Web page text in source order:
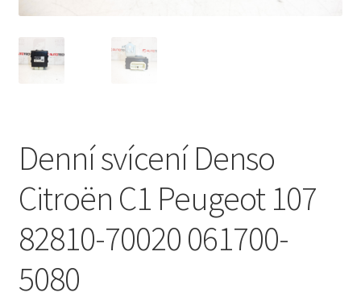
Ochrana osobních údajů
Pokladna
Reklamační formulář
Reklamační řád
Denní svícení Denso
Citroën C1 Peugeot 107
82810-70020 061700-
5080